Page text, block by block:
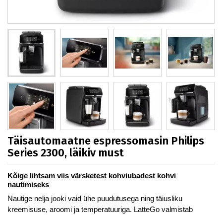
Täisautomaatne espressomasin Philips
Series 2300, läikiv must
Kõige lihtsam viis värsketest kohviubadest kohvi
nautimiseks
Nautige nelja jooki vaid ühe puudutusega ning täiusliku
kreemisuse, aroomi ja temperatuuriga. LatteGo valmistab